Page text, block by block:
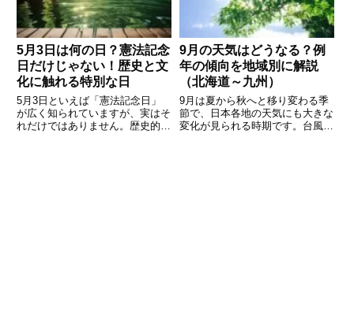
5月3日は何の日？憲法記念
日だけじゃない！歴史と文
化に触れる特別な日
5月3日といえば「憲法記念日」
が広く知られていますが、実はそ
れだけではありません。歴史的な
9月の天気はどうなる？例
年の傾向を地域別に解説
（北海道～九州）
9月は夏から秋へと移り変わる季
節で、日本各地の天気にも大きな
変化が見られる時期です。台風の